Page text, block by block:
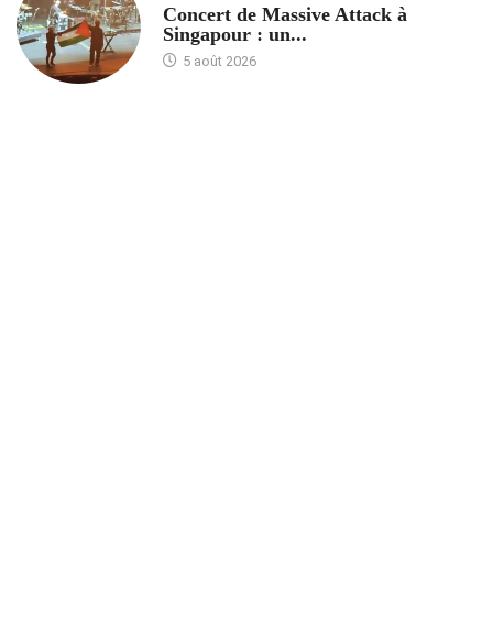
Concert de Massive Attack à
Singapour : un...
5 août 2026